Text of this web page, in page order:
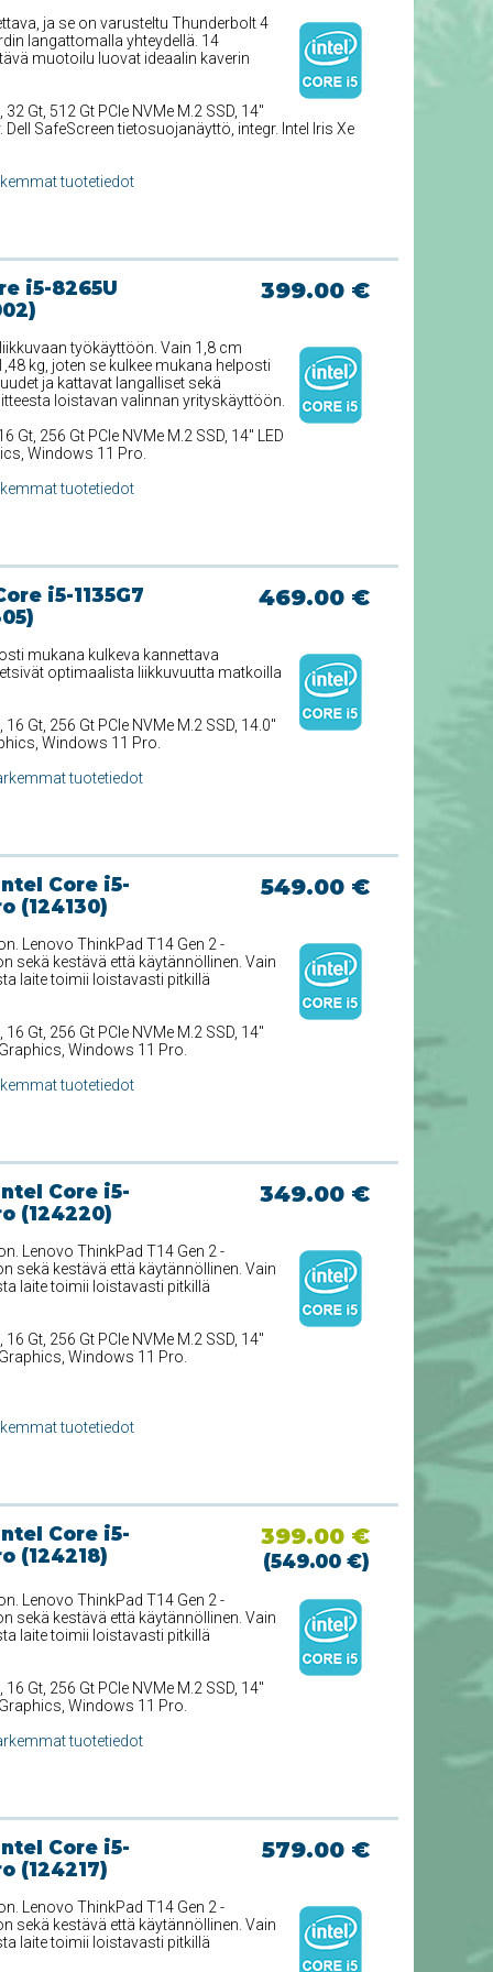
ja se on varusteltu Thunderbolt 4
langattomalla yhteydellä. 14
muotoilu luovat ideaalin kaverin
Gt, 512 Gt PCIe NVMe M.2 SSD, 14''
SafeScreen tietosuojanäyttö, integr. Intel Iris Xe
tuotetiedot
i5-8265U
399.00 €
työkäyttöön. Vain 1,8 cm
kg, joten se kulkee mukana helposti
ja kattavat langalliset sekä
loistavan valinnan yrityskäyttöön.
Gt, 256 Gt PCIe NVMe M.2 SSD, 14'' LED
Windows 11 Pro.
tuotetiedot
i5-1135G7
469.00 €
mukana kulkeva kannettava
optimaalista liikkuvuutta matkoilla
Gt, 256 Gt PCIe NVMe M.2 SSD, 14.0''
Windows 11 Pro.
tuotetiedot
Core i5-
(124130)
549.00 €
Lenovo ThinkPad T14 Gen 2 -
sekä kestävä että käytännöllinen. Vain
laite toimii loistavasti pitkillä
Gt, 256 Gt PCIe NVMe M.2 SSD, 14''
Windows 11 Pro.
tuotetiedot
Core i5-
(124220)
349.00 €
Lenovo ThinkPad T14 Gen 2 -
sekä kestävä että käytännöllinen. Vain
laite toimii loistavasti pitkillä
Gt, 256 Gt PCIe NVMe M.2 SSD, 14''
Windows 11 Pro.
tuotetiedot
Core i5-
(124218)
399.00 €
(549.00 €)
Lenovo ThinkPad T14 Gen 2 -
sekä kestävä että käytännöllinen. Vain
laite toimii loistavasti pitkillä
Gt, 256 Gt PCIe NVMe M.2 SSD, 14''
Windows 11 Pro.
tuotetiedot
Core i5-
(124217)
579.00 €
Lenovo ThinkPad T14 Gen 2 -
sekä kestävä että käytännöllinen. Vain
laite toimii loistavasti pitkillä